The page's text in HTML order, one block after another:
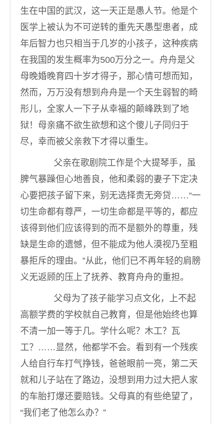
生在中国的武汉，这一天正是愚人节。他是个
医学上被认为不可逆转的重先天愚型患者，成
年后智力也只相当于几岁的小孩子，这种疾病
在我国的发生概率为500万分之一。舟舟是父
母晚婚晚育四十岁才得子，那心情可想而知，
然而，万万没有想到舟舟是一个天生弱智的畸
形儿，全家人一下子从幸福的颠峰跌到了地
狱！母亲痛不欲生欲想和这个傻儿子同归于
尽，幸而被父亲救下才得以重生。
父亲在歌剧院工作是个大提琴手，虽
脾气暴躁但心地善良，他和柔弱的妻子下定决
心要把孩子留下来，别无选择责无旁贷……“一
切生命都有尊严，一切生命都是平等的，都应
该得到他们应该得到的而不是额外的尊重，残
缺是生命的遗憾，但不能成为他人漠视乃至粗
暴拒斥的理由。”从此，他们已不再年轻的肩膀
义无返顾的压上了抚养、教育舟舟的重担。
父母为了孩子能学习点文化，上不起
高额学费的学校就自己教育，但是他始终也算
不清一加一等于几。学什么呢？木工？瓦
工？……显然，他都学不会。看到有一个残疾
人给自行车打气挣钱，爸爸眼前一亮，第二天
就和儿子站在了路边，没想到用力过大把人家
的车胎打爆还要赔钱。父母真的有些绝望了，
“我们老了他怎么办？”